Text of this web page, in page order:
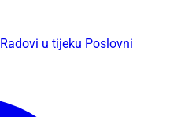
Radovi u tijeku Poslovni